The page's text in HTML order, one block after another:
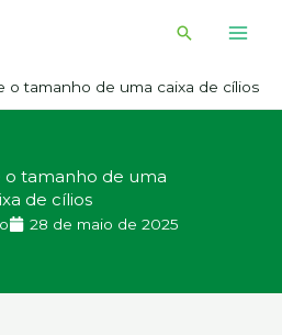
Pesquisar
o tamanho de uma caixa de cílios
o tamanho de uma
de cílios
28 de maio de 2025